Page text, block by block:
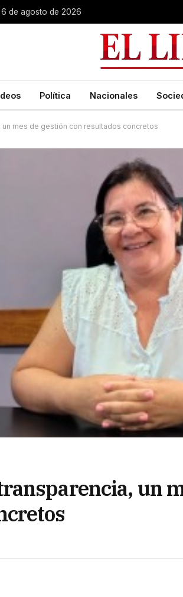
6 de agosto de 2026
Política Nacionales
un mes de gestión con resultados concretos
un